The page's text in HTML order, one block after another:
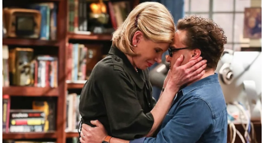
/
फै
श
न
घ
रे
नु
स्खे